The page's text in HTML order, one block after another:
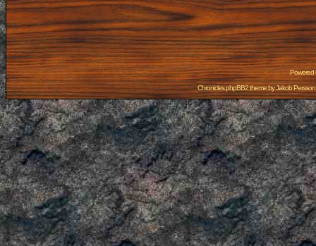
Powered
Chronicles phpBB2 theme byJakob Persson